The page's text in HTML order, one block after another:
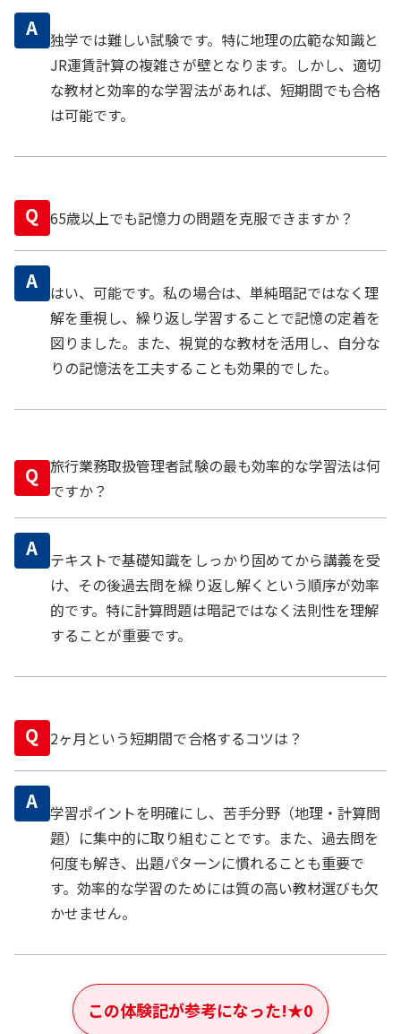
A
独学では難しい試験です。特に地理の広範な知識と
JR運賃計算の複雑さが壁となります。しかし、適切
な教材と効率的な学習法があれば、短期間でも合格
は可能です。
Q 65歳以上でも記憶力の問題を克服できますか？
A
はい、可能です。私の場合は、単純暗記ではなく理
解を重視し、繰り返し学習することで記憶の定着を
図りました。また、視覚的な教材を活用し、自分な
りの記憶法を工夫することも効果的でした。
Q 旅行業務取扱管理者試験の最も効率的な学習法は何
ですか？
A
テキストで基礎知識をしっかり固めてから講義を受
け、その後過去問を繰り返し解くという順序が効率
的です。特に計算問題は暗記ではなく法則性を理解
することが重要です。
Q 2ヶ月という短期間で合格するコツは？
A 学習ポイントを明確にし、苦手分野（地理・計算問
題）に集中的に取り組むことです。また、過去問を
何度も解き、出題パターンに慣れることも重要で
す。効率的な学習のためには質の高い教材選びも欠
かせません。
この体験記が参考になった!★0